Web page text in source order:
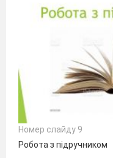
Номер слайду 9
Робота з підручником